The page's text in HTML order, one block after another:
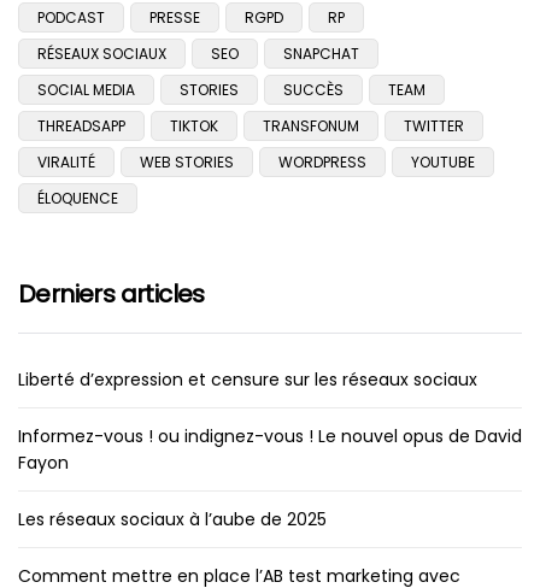
PODCAST
PRESSE RGPD
RP
RÉSEAUX SOCIAUX
SEO
SNAPCHAT
SOCIAL MEDIA
STORIES SUCCÈS
TEAM
THREADSAPP
TIKTOK TRANSFONUM
TWITTER
VIRALITÉ
WEB STORIES WORDPRESS
YOUTUBE
ÉLOQUENCE
Derniers articles
Liberté d’expression et censure sur les réseaux sociaux
Informez-vous ! ou indignez-vous ! Le nouvel opus de David
Fayon
Les réseaux sociaux à l’aube de 2025
Comment mettre en place l’AB test marketing avec